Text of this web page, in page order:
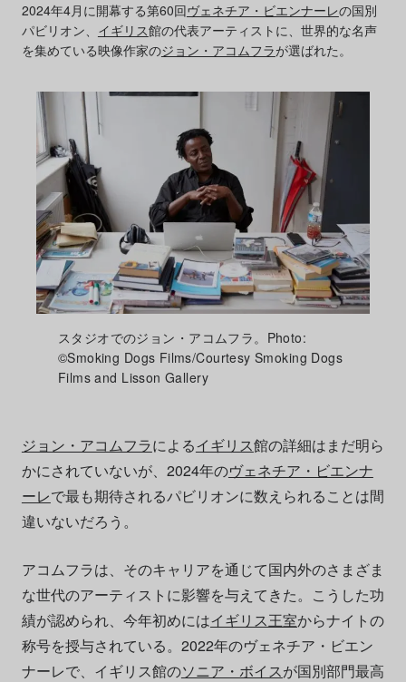
2024年4月に開幕する第60回ヴェネチア・ビエンナーレの国別
パビリオン、 イギリス館の代表アーティストに、世界的な名声
を集めている映像作家のジョン・アコムフラが選ばれた。
スタジオでのジョン・アコムフラ。Photo:
©Smoking Dogs Films/Courtesy Smoking Dogs
Films and Lisson Gallery
ジョン・アコムフラによるイギリス館の詳細はまだ明ら
かにされていないが、2024年のヴェネチア・ビエンナ
ーレで最も期待されるパビリオンに数えられることは間
違いないだろう。
アコムフラは、そのキャリアを通じて国内外のさまざま
な世代のアーティストに影響を与えてきた。こうした功
績が認められ、今年初めにはイギリス王室からナイトの
称号を授与されている。2022年のヴェネチア・ビエン
ナーレで、イギリス館のソニア・ボイスが国別部門最高